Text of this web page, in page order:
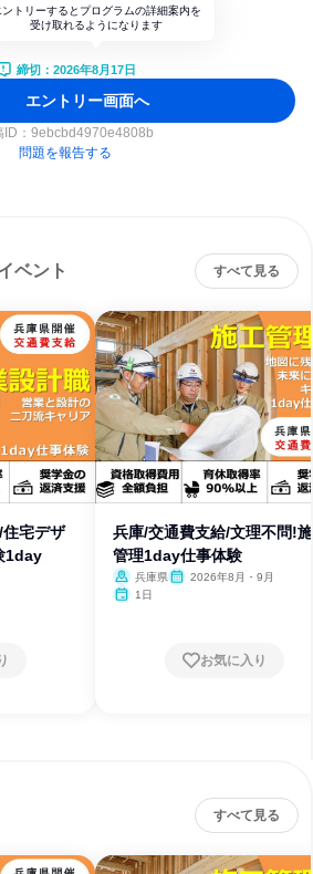
ントリーするとプログラムの詳細案内を
受け取れるようになります
締切：2026年8月17日
エントリー画面へ
： 9ebcbd4970e4808b
問題を報告する
ベント すべて見る
宅デザ
1day
兵庫/交通費支給/文理不問!
管理1day仕事体験
兵庫県
2026年8月・9月
1日
お気に入り
すべて見る